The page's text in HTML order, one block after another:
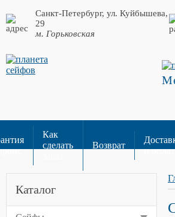
Санкт-Петербург, ул. Куйбышева,
29
м. Горьковская
Как
сделать
Возврат
и
Каталог